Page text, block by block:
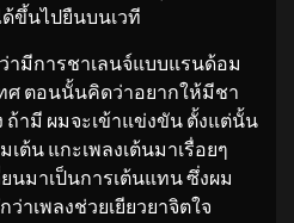
ขึ้นไปยืนบนเวที
มีการชาเลนจ์แบบแรนด้อม
ศ ตอนนั้นคิดว่าอยากให้มีชา
ถ้ามี ผมจะเข้าแข่งขัน ตั้งแต่นั้น
ต้น แกะเพลงเต้นมาเรื่อยๆ
นมาเป็นการเต้นแทน ซึ่งผม
าเพลงช่วยเยียวยาจิตใจ